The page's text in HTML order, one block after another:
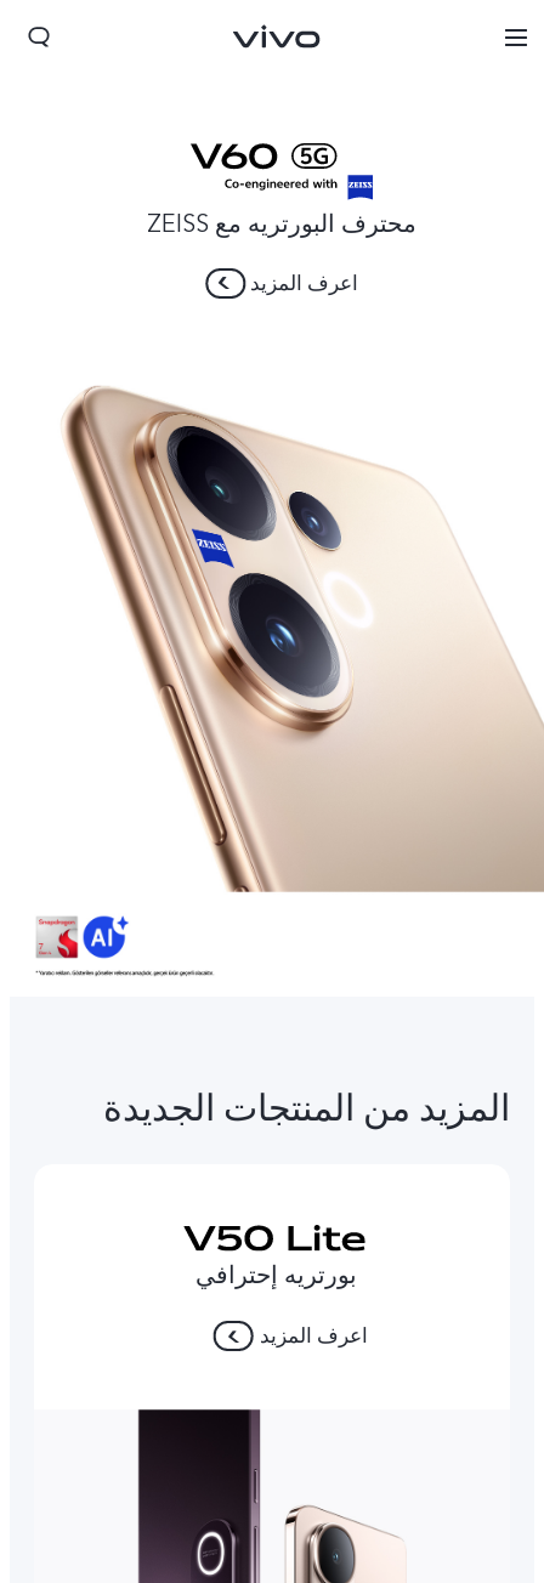
محترف البورتريه مع ZEISS
اعرف المزيد
المزيد من المنتجات الجديدة
بورتريه إحترافي
اعرف المزيد